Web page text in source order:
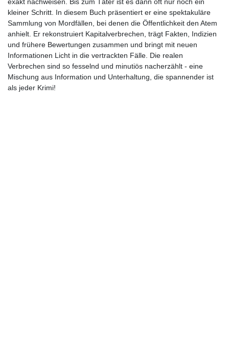
kleiner Schritt. In diesem Buch präsentiert er eine spektakuläre
Sammlung von Mordfällen, bei denen die Öffentlichkeit den Atem
anhielt. Er rekonstruiert Kapitalverbrechen, trägt Fakten, Indizien
und frühere Bewertungen zusammen und bringt mit neuen
Informationen Licht in die vertrackten Fälle. Die realen
Verbrechen sind so fesselnd und minutiös nacherzählt - eine
Mischung aus Information und Unterhaltung, die spannender ist
als jeder Krimi!